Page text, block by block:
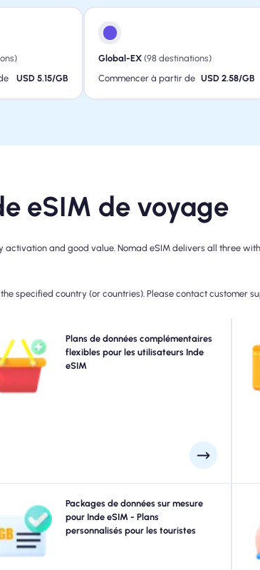
USD 5.15/GB
Global-EX (98 destinations)
Commencer à partir de USD 2.58/GB
eSIM de voyage
activation and good value. Nomad eSIM delivers all three
specified country (or countries). Please contact customer
Plans de données complémentaires
flexibles pour les utilisateurs Inde
eSIM
Besoin de plus de données ou étendant votre plan?
simplement un module complémentaire à votre
eSIM pour continuer à profiter d'une connectivité
/ 4G transparente. Lorsque votre plan initial expire,
module complémentaire active automatiquement
Packages de données sur mesure
pour Inde eSIM - Plans
personnalisés pour les touristes
à Bombay, New Delhi, Calcutta ou n'importe où
Inde? Choisissez parmi nos packages de données
conçus pour répondre à tous les besoins, avec une
4G / 5G transparente. Quelques-uns de nos
eSIMS nécessitent une activation manuelle, veuillez